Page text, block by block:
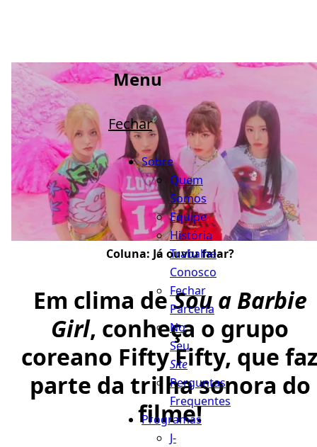
Menu
Fechar
Sobre
Quem
Somos
Equipe
História
Trabalhe
Conosco
Fechar
Parceria
No
Seu
Site
Perguntas
Frequentes
Programas
J-
Coluna: Já ouviu falar?
Em clima deSou a Barbie
Girl, conheça o grupo
coreano Fifty Fifty, que
parte da trilha sonora do
filme!